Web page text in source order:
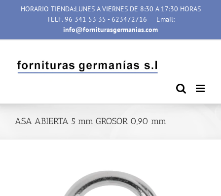
HORARIO TIENDA:LUNES A VIERNES DE 8:30 A 17:30 HORAS
TELF. 96 341 53 35 - 623472716
Email:
info@forniturasgermanias.com
ASA ABIERTA 5 mm GROSOR 0,90 mm